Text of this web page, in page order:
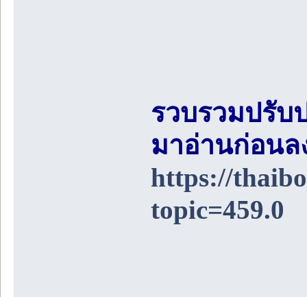
รวบรวมปรับ
มาอ่านก่อน
https://
topic=459.0